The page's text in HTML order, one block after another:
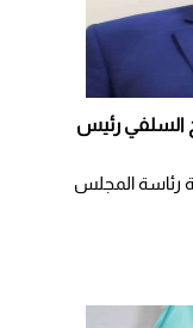
السلفي رئيس
رئاسة المجلس